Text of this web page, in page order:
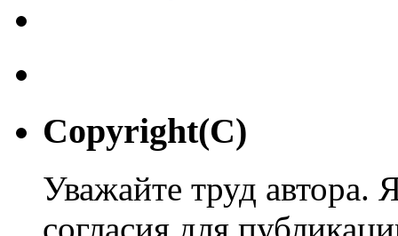
Copyright(C)
Уважайте труд автора.
согласия для